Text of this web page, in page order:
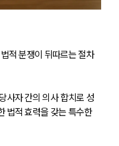
적 분쟁이 뒤따르는 절차
사자 간의 의사 합치로 성
법적 효력을 갖는 특수한